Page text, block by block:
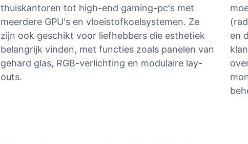
thuiskantoren tot high-end gaming-pc's met
meerdere GPU's en vloeistofkoelsystemen. Ze
zijn ook geschikt voor liefhebbers die esthetiek
belangrijk vinden, met functies zoals panelen van
gehard glas, RGB-verlichting en modulaire lay-
outs.
en